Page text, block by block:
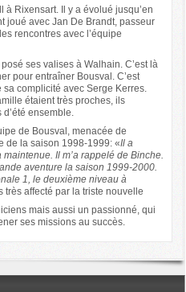
Rixensart. Il y a évolué jusqu’en
joué avec Jan De Brandt, passeur
rencontres avec l’équipe
ses valises à Walhain. C’est là
pour entraîner Bousval. C’est
sa complicité avec Serge Kerres.
étaient très proches, ils
ensemble.
de Bousval, menacée de
de la saison 1998-1999: «Il a
Il m’a rappelé de Binche.
aventure la saison 1999-2000.
1, le deuxième niveau à
très affecté par la triste nouvelle
mais aussi un passionné, qui
ses missions au succès.